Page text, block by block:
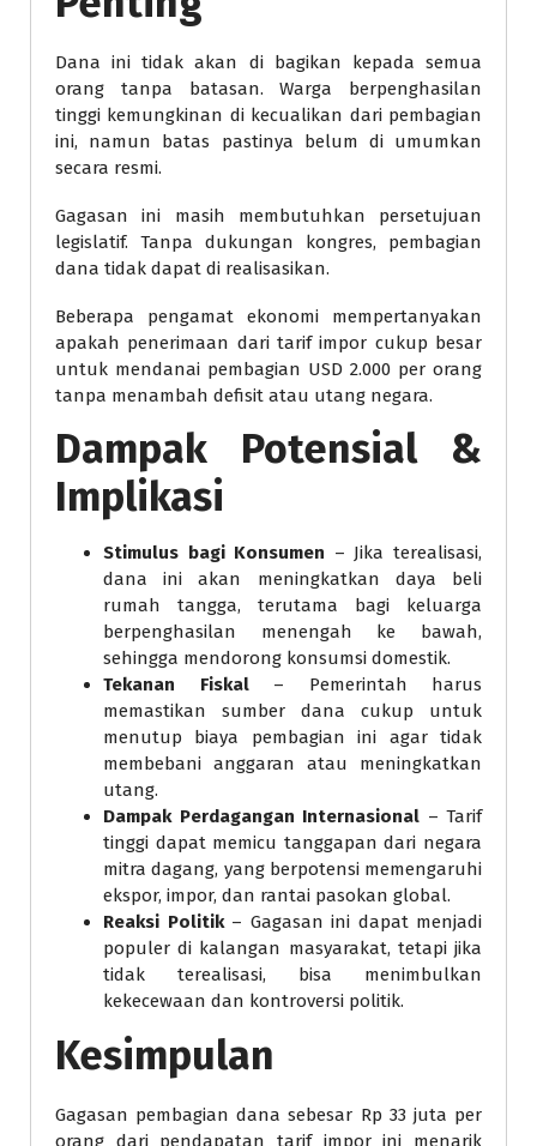
Dana ini tidak akan di bagikan kepada semua
orang tanpa batasan. Warga berpenghasilan
tinggi kemungkinan di kecualikan dari pembagian
ini, namun batas pastinya belum di umumkan
secara resmi.
Gagasan ini masih membutuhkan persetujuan
legislatif. Tanpa dukungan kongres, pembagian
dana tidak dapat di realisasikan.
Beberapa pengamat ekonomi mempertanyakan
apakah penerimaan dari tarif impor cukup besar
untuk mendanai pembagian USD 2.000 per orang
tanpa menambah defisit atau utang negara.
Dampak Potensial &
Implikasi
Stimulus bagi Konsumen – Jika terealisasi,
dana ini akan meningkatkan daya beli
rumah tangga, terutama bagi keluarga
berpenghasilan menengah ke bawah,
sehingga mendorong konsumsi domestik.
Tekanan Fiskal– Pemerintah harus
memastikan sumber dana cukup untuk
menutup biaya pembagian ini agar tidak
membebani anggaran atau meningkatkan
utang.
Dampak Perdagangan Internasional – Tarif
tinggi dapat memicu tanggapan dari negara
mitra dagang, yang berpotensi memengaruhi
ekspor, impor, dan rantai pasokan global.
Reaksi Politik– Gagasan ini dapat menjadi
populer di kalangan masyarakat, tetapi jika
tidak terealisasi, bisa menimbulkan
kekecewaan dan kontroversi politik.
Kesimpulan
Gagasan pembagian dana sebesar Rp 33 juta per
orang dari pendapatan tarif impor ini menarik